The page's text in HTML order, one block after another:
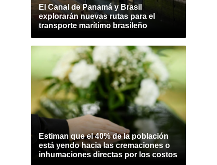
El Canal de Panamá y Brasil
explorarán nuevas rutas para el
transporte marítimo brasileño
Estiman que el 40% de la población
está yendo hacia las cremaciones o
inhumaciones directas por los costos